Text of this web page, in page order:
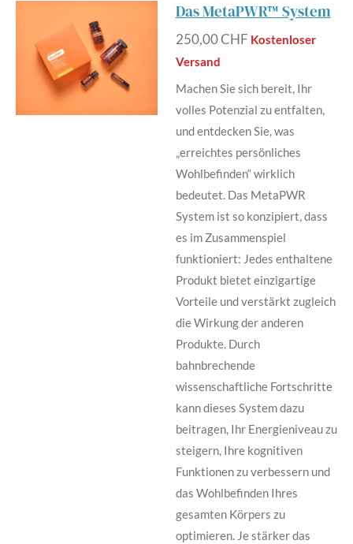
Das MetaPWR™ System
250,00 CHF Kostenloser
Versand
Machen Sie sich bereit, Ihr
volles Potenzial zu entfalten,
und entdecken Sie, was
„erreichtes persönliches
Wohlbefinden“ wirklich
bedeutet. Das MetaPWR
System ist so konzipiert, dass
es im Zusammenspiel
funktioniert: Jedes enthaltene
Produkt bietet einzigartige
Vorteile und verstärkt zugleich
die Wirkung der anderen
Produkte. Durch
bahnbrechende
wissenschaftliche Fortschritte
kann dieses System dazu
beitragen, Ihr Energieniveau zu
steigern, Ihre kognitiven
Funktionen zu verbessern und
das Wohlbefinden Ihres
gesamten Körpers zu
optimieren. Je stärker das